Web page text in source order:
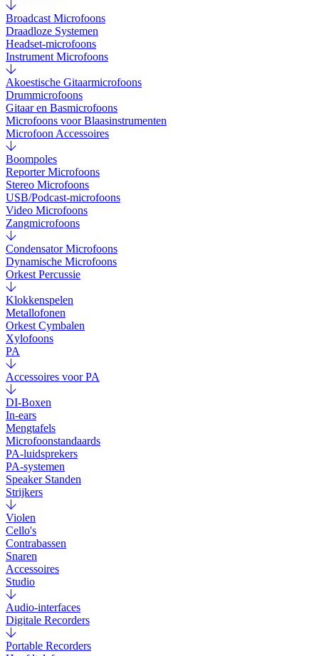
Broadcast Microfoons
Draadloze Systemen
Headset-microfoons
Instrument Microfoons
Akoestische Gitaarmicrofoons
Drummicrofoons
Gitaar en Basmicrofoons
Microfoons voor Blaasinstrumenten
Microfoon Accessoires
Boompoles
Reporter Microfoons
Stereo Microfoons
USB/Podcast-microfoons
Video Microfoons
Zangmicrofoons
Condensator Microfoons
Dynamische Microfoons
Orkest Percussie
Klokkenspelen
Metallofonen
Orkest Cymbalen
Xylofoons
PA
Accessoires voor PA
DI-Boxen
In-ears
Mengtafels
Microfoonstandaards
PA-luidsprekers
PA-systemen
Speaker Standen
Strijkers
Violen
Cello's
Contrabassen
Snaren
Accessoires
Studio
Audio-interfaces
Digitale Recorders
Portable Recorders